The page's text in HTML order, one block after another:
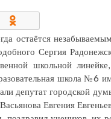
остаётся
Сергия
школьной
школа №6
депутат городской
Евгения